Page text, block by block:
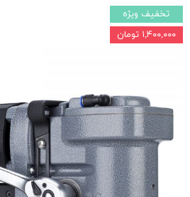
تخفیف ویژه
۱,۴۰۰,۰۰۰ تومان